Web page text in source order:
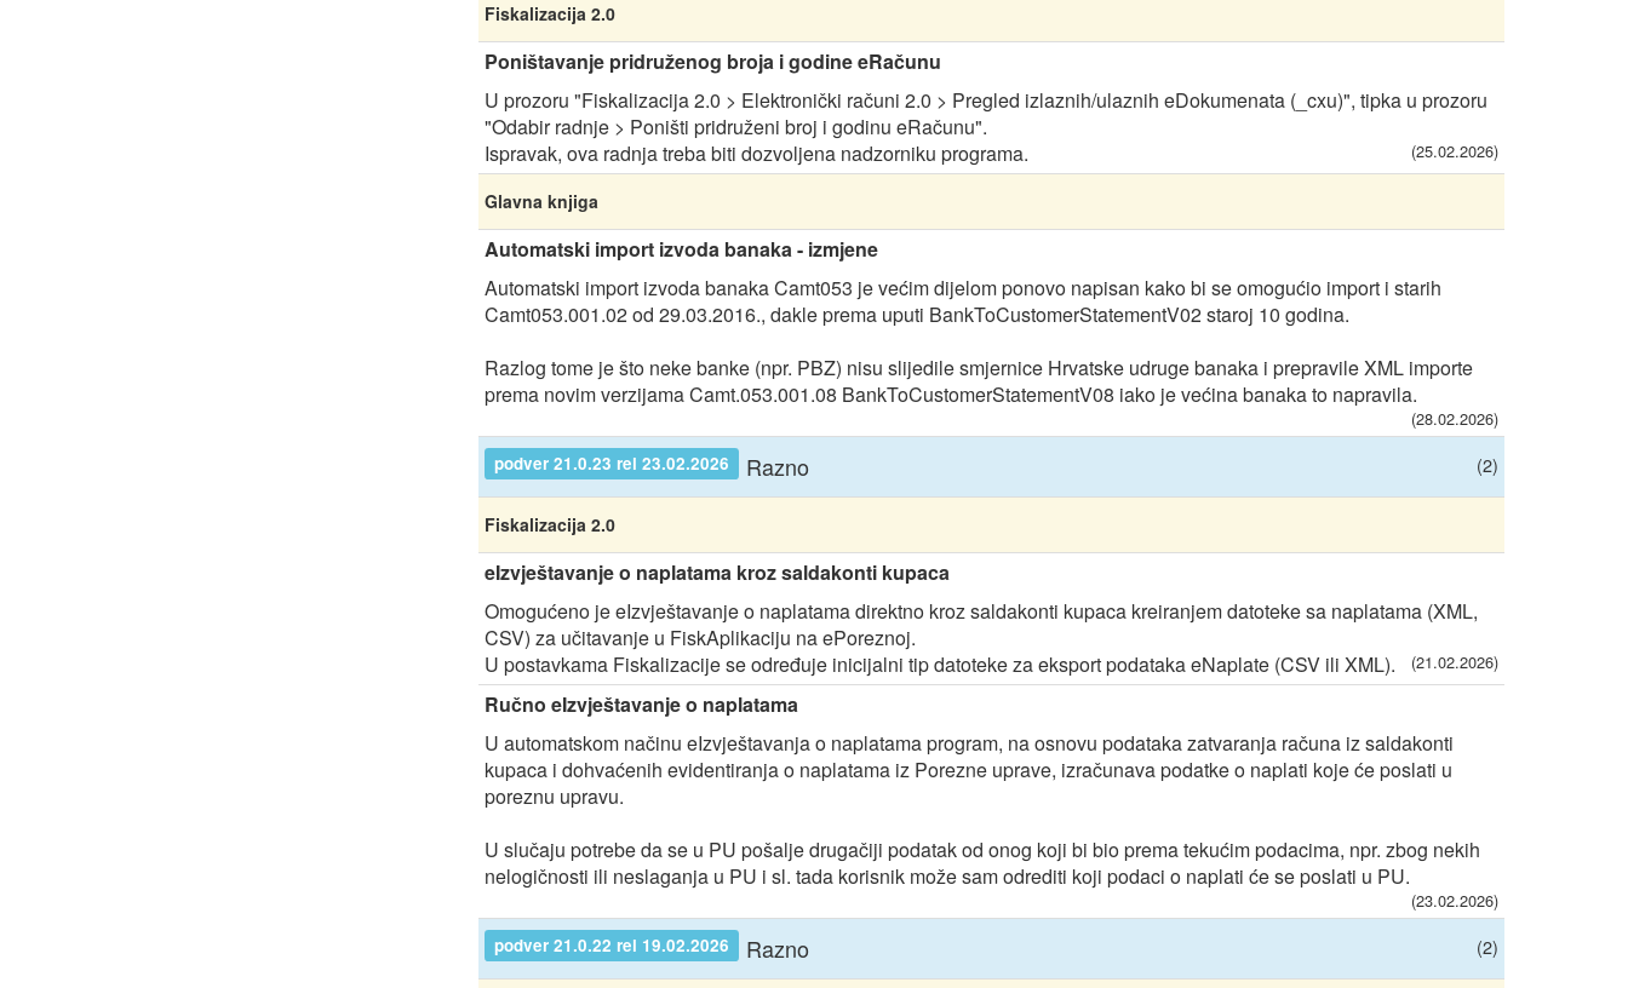
Fiskalizacija 2.0
Poništavanje pridruženog broja i godine eRačunu
U prozoru "Fiskalizacija 2.0 > Elektronički računi 2.0 > Pregled izlaznih/ulaznih eDokumenata (_cxu)", tipka u prozoru
"Odabir radnje > Poništi pridruženi broj i godinu eRačunu".
Ispravak, ova radnja treba biti dozvoljena nadzorniku programa.
(25.02.2026)
Glavna knjiga
Automatski import izvoda banaka - izmjene
Automatski import izvoda banaka Camt053 je većim dijelom ponovo napisan kako bi se omogućio import i starih
Camt053.001.02 od 29.03.2016., dakle prema uputi BankToCustomerStatementV02 staroj 10 godina.
Razlog tome je što neke banke (npr. PBZ) nisu slijedile smjernice Hrvatske udruge banaka i prepravile XML importe
prema novim verzijama Camt.053.001.08 BankToCustomerStatementV08 iako je većina banaka to napravila.
(28.02.2026)
podver 21.0.23 rel 23.02.2026
Razno (2)
Fiskalizacija 2.0
eIzvještavanje o naplatama kroz saldakonti kupaca
Omogućeno je eIzvještavanje o naplatama direktno kroz saldakonti kupaca kreiranjem datoteke sa naplatama (XML,
CSV) za učitavanje u FiskAplikaciju na ePoreznoj.
U postavkama Fiskalizacije se određuje inicijalni tip datoteke za eksport podataka eNaplate (CSV ili XML).
(21.02.2026)
Ručno eIzvještavanje o naplatama
U automatskom načinu eIzvještavanja o naplatama program, na osnovu podataka zatvaranja računa iz saldakonti
kupaca i dohvaćenih evidentiranja o naplatama iz Porezne uprave, izračunava podatke o naplati koje će poslati u
poreznu upravu.
U slučaju potrebe da se u PU pošalje drugačiji podatak od onog koji bi bio prema tekućim podacima, npr. zbog nekih
nelogičnosti ili neslaganja u PU i sl. tada korisnik može sam odrediti koji podaci o naplati će se poslati u PU.
(23.02.2026)
podver 21.0.22 rel 19.02.2026
Razno (2)